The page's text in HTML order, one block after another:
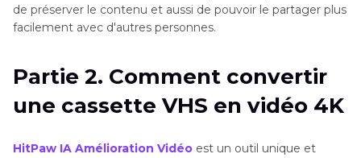
de préserver le contenu et aussi de pouvoir le partager plus
facilement avec d'autres personnes.
Partie 2. Comment convertir
une cassette VHS en vidéo 4K
HitPaw IA Amélioration Vidéo est un outil unique et